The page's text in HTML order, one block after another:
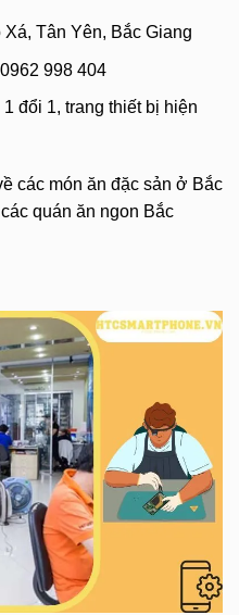
Tân Yên, Bắc Giang
998 404
1 đổi 1, trang thiết bị hiện
các món ăn đặc sản ở Bắc
quán ăn ngon Bắc